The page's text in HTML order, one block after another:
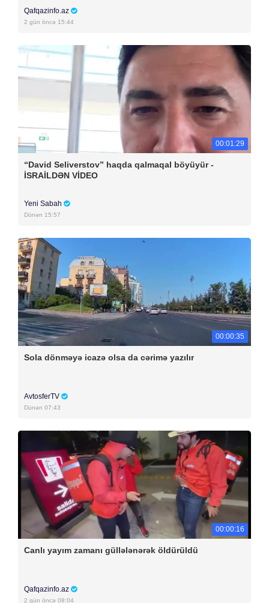
Qafqazinfo.az
2 gün öncə 15:44
00:01:29
“David Seliverstov” haqda qalmaqal böyüyür -
İSRAİLDƏN VİDEO
Yeni Sabah
Dünən 15:57
00:00:35
Sola dönməyə icazə olsa da cərimə yazılır
AvtosferTV
Dünən 07:43
00:00:16
Canlı yayım zamanı güllələnərək öldürüldü
Qafqazinfo.az
2 gün öncə 08:04